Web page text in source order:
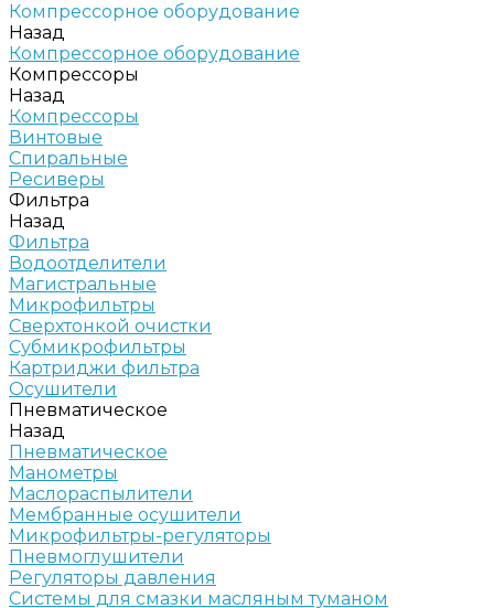
Компрессорное оборудование
Назад
Компрессорное оборудование
Компрессоры
Назад
Компрессоры
Винтовые
Спиральные
Ресиверы
Фильтра
Назад
Фильтра
Водоотделители
Магистральные
Микрофильтры
Сверхтонкой очистки
Субмикрофильтры
Картриджи фильтра
Осушители
Пневматическое
Назад
Пневматическое
Манометры
Маслораспылители
Мембранные осушители
Микрофильтры-регуляторы
Пневмоглушители
Регуляторы давления
Системы для смазки масляным туманом